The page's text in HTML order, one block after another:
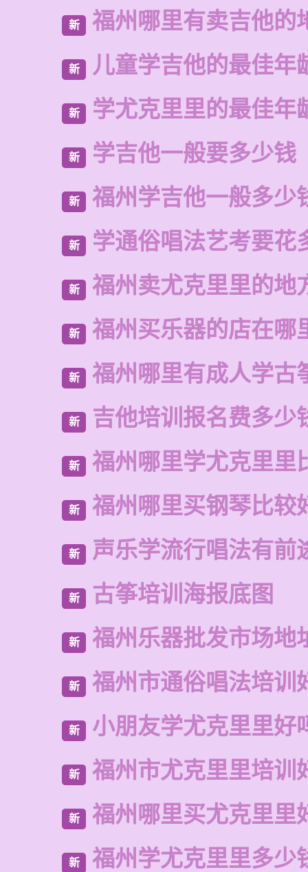
新 福州哪里有卖吉他的
新 儿童学吉他的最佳年
新 学尤克里里的最佳年
新 学吉他一般要多少钱
新 福州学吉他一般多少
新 学通俗唱法艺考要花
新 福州卖尤克里里的地
新 福州买乐器的店在哪
新 福州哪里有成人学古
新 吉他培训报名费多少
新 福州哪里学尤克里里
新 福州哪里买钢琴比较
新 声乐学流行唱法有前
新 古筝培训海报底图
新 福州乐器批发市场地
新 福州市通俗唱法培训
新 小朋友学尤克里里好
新 福州市尤克里里培训
新 福州哪里买尤克里里
新 福州学尤克里里多少